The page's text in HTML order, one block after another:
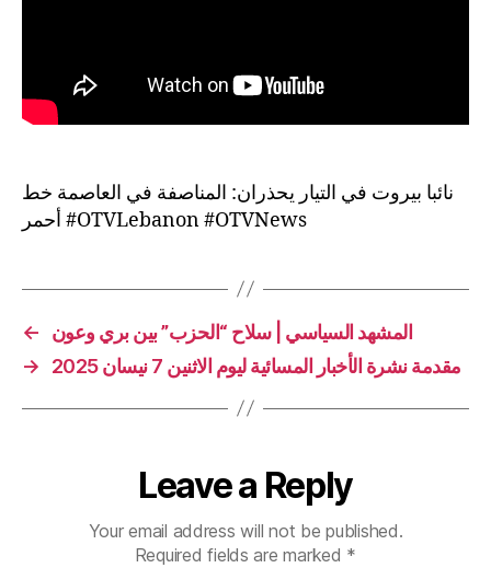
نائبا بيروت في التيار يحذران: المناصفة في العاصمة خط
أحمر #OTVLebanon #OTVNews
←
المشهد السياسي | سلاح “الحزب” بين بري وعون
→
مقدمة نشرة الأخبار المسائية ليوم الاثنين 7 نيسان 2025
Leave a Reply
Your email address will not be published.
Required fields are marked *